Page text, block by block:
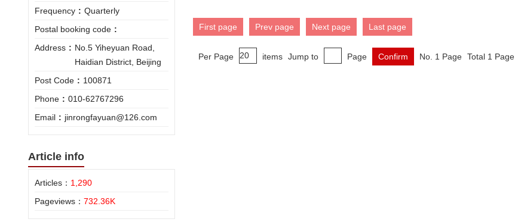
Frequency : Quarterly
Postal booking code :
Address : No.5 Yiheyuan Road,
Haidian District, Beijing
Post Code : 100871
Phone : 010-62767296
Email : jinrongfayuan@126.com
Article info
Articles： 1,290
Pageviews： 732.36K
First page Prev page Next page Last page
Per Page items Jump to Page Confirm No. 1 Page Total 1 Page